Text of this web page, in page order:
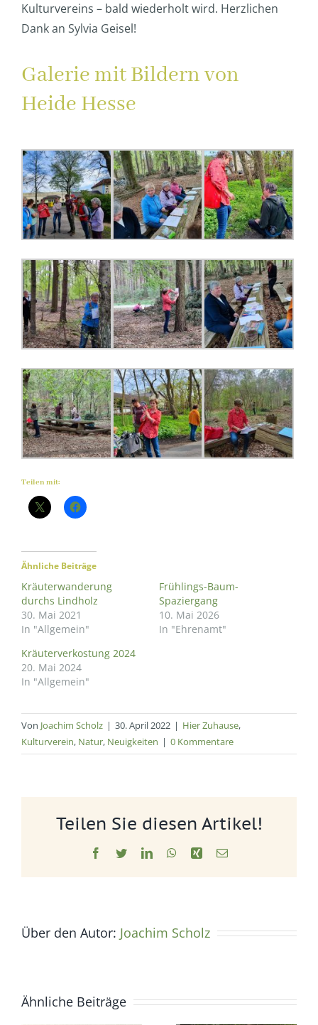
Kulturvereins – bald wiederholt wird. Herzlichen
Dank an Sylvia Geisel!
Galerie mit Bildern von
Heide Hesse
Teilen mit:
Ähnliche Beiträge
Kräuterwanderung
durchs Lindholz
30. Mai 2021
In "Allgemein"
Frühlings-Baum-
Spaziergang
10. Mai 2026
In "Ehrenamt"
Kräuterverkostung 2024
20. Mai 2024
In "Allgemein"
Von Joachim Scholz | 30. April 2022 | Hier Zuhause,
Kulturverein, Natur, Neuigkeiten | 0 Kommentare
Teilen Sie diesen Artikel!
Facebook
TwitterLinkedInWhatsApp
Xing E-
Über den Autor: Joachim Scholz
Ähnliche Beiträge